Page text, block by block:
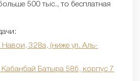
500 тыс., то бесплатная
Навои, 328а, (ниже ул. Аль-
Кабанбай Батыра 58б, корпус 7